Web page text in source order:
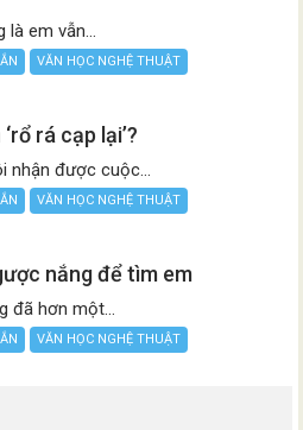
là em vẫn...
VĂN HỌC NGHỆ THUẬT
rá cạp lại’?
nhận được cuộc...
VĂN HỌC NGHỆ THUẬT
nắng để tìm em
đã hơn một...
VĂN HỌC NGHỆ THUẬT